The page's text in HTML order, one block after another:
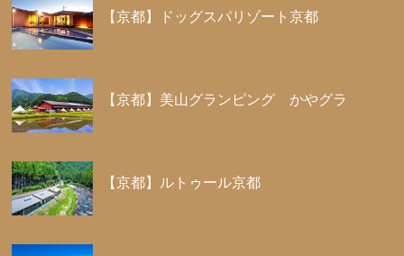
【京都】ドッグスパリゾート京都
【京都】美山グランピング かやグラ
【京都】ルトゥール京都